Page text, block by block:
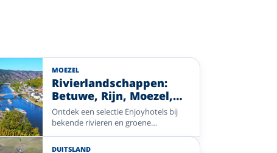
MOEZEL
Rivierlandschappen:
Betuwe, Rijn, Moezel,
Semois en Lahn
Ontdek een selectie Enjoyhotels bij
bekende rivieren en groene
rivierlandschappen. Van de Linge en
Rijn tot de Moezel, Semois en Lahn:
DUITSLAND